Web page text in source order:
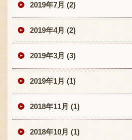
2019年7月 (2)
2019年4月 (2)
2019年3月 (3)
2019年1月 (1)
2018年11月 (1)
2018年10月 (1)